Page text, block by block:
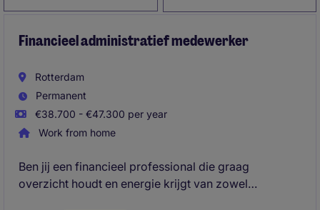
Financieel administratief medewerker
Rotterdam
Permanent
€38.700 - €47.300 per year
Work from home
Ben jij een financieel professional die graag
overzicht houdt en energie krijgt van zowel